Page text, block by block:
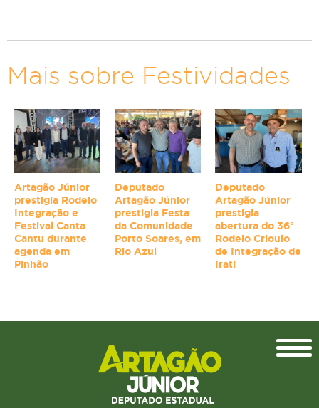
Mais sobre Festividades
Artagão Júnior
prestigia Rodeio
Integração e
Festival Canta
Cantu durante
agenda em
Pinhão
Deputado
Artagão Júnior
prestigia Festa
da Comunidade
Porto Soares, em
Rio Azul
Deputado
Artagão Júnior
prestigia
abertura do 36º
Rodeio Crioulo
de Integração de
Irati